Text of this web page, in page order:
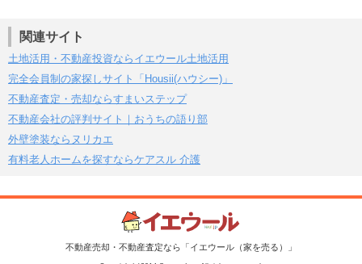
関連サイト
土地活用・不動産投資ならイエウール土地活用
完全会員制の家探しサイト「Housii(ハウシー)」
不動産査定・売却ならすまいステップ
不動産会社の評判サイト｜おうちの語り部
外壁塗装ならヌリカエ
有料老人ホームを探すならケアスル 介護
不動産売却・不動産査定なら「イエウール（家を売る）」